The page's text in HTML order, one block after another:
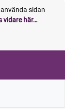
sidan
vidare här…